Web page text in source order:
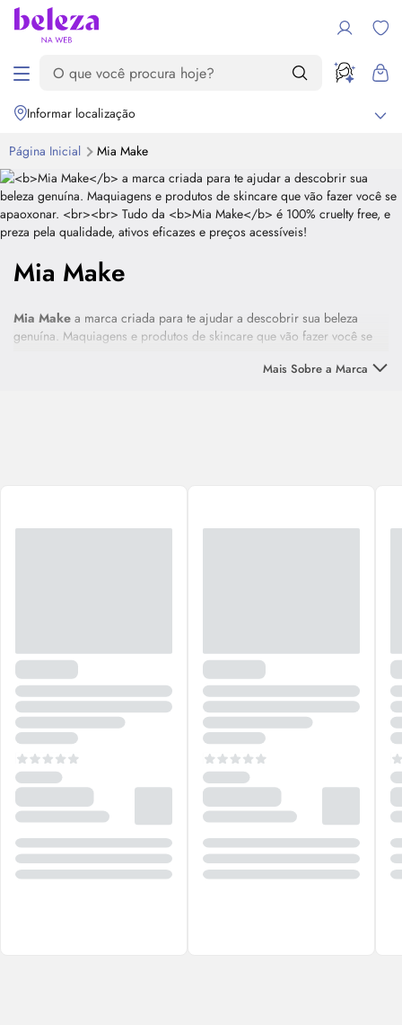
Informar localização
Página Inicial Mia Make
Mia Make
MiaMake a marca criada para te ajudar a descobrir sua beleza
genuína. Maquiagens e produtos de skincare que vão fazer você se
Mais Sobre a Marca